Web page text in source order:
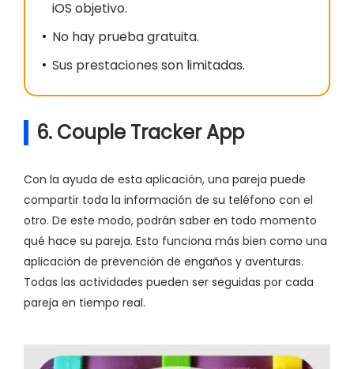
iOS objetivo.
No hay prueba gratuita.
Sus prestaciones son limitadas.
6. Couple Tracker App
Con la ayuda de esta aplicación, una pareja puede
compartir toda la información de su teléfono con el
otro. De este modo, podrán saber en todo momento
qué hace su pareja. Esto funciona más bien como una
aplicación de prevención de engaños y aventuras.
Todas las actividades pueden ser seguidas por cada
pareja en tiempo real.